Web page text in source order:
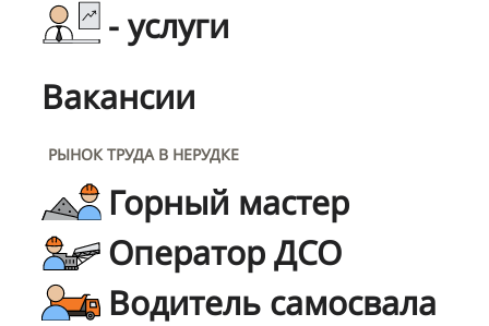
- услуги
Вакансии
РЫНОК ТРУДА В НЕРУДКЕ
Горный мастер
Оператор ДСО
Водитель самосвала